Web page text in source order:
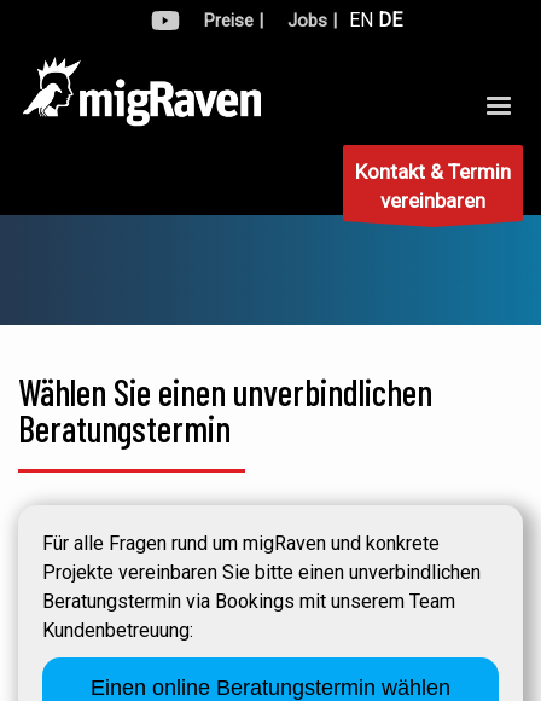
Preise | Jobs | EN DE
Kontakt & Termin
vereinbaren
Wählen Sie einen unverbindlichen
Beratungstermin
Für alle Fragen rund um migRaven und konkrete
Projekte vereinbaren Sie bitte einen unverbindlichen
Beratungstermin via Bookings mit unserem Team
Kundenbetreuung:
Einen online Beratungstermin wählen